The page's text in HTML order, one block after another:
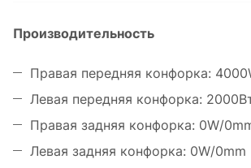
Производительность
Правая передняя конфорка:
Левая передняя конфорка:
Правая задняя конфорка: 0W/
Левая задняя конфорка: 0W/0mm